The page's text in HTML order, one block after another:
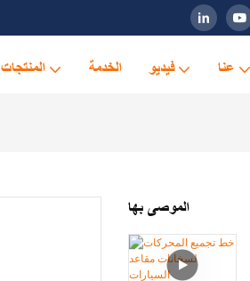
المنتجات الخدمة فيديو عنا
الموصى بها